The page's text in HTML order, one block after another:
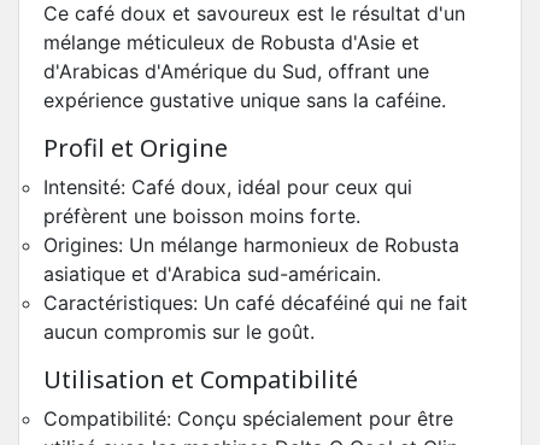
Ce café doux et savoureux est le résultat d'un
mélange méticuleux de Robusta d'Asie et
d'Arabicas d'Amérique du Sud, offrant une
expérience gustative unique sans la caféine.
Profil et Origine
Intensité: Café doux, idéal pour ceux qui
préfèrent une boisson moins forte.
Origines: Un mélange harmonieux de Robusta
asiatique et d'Arabica sud-américain.
Caractéristiques: Un café décaféiné qui ne fait
aucun compromis sur le goût.
Utilisation et Compatibilité
Compatibilité: Conçu spécialement pour être